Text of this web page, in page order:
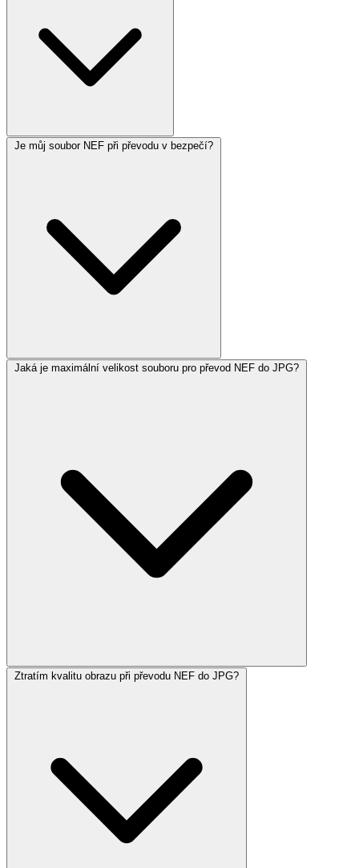
Je můj soubor NEF při převodu v bezpečí?
Jaká je maximální velikost souboru pro převod NEF do JPG?
Ztratím kvalitu obrazu při převodu NEF do JPG?